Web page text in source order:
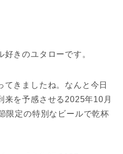
きのユタローです。
てきましたね。なんと今日
来を予感させる2025年10月
限定の特別なビールで乾杯